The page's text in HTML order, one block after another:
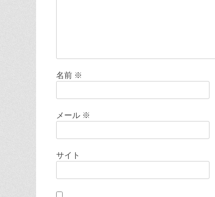
名前 ※
メール ※
サイト